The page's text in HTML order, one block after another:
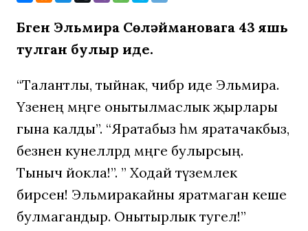
Бүген Эльмира Сөләймановага 43 яшь
тулган булыр иде.
“Талантлы, тыйнак, чибәр иде Эльмира.
Үзенең мәңге онытылмаслык җырлары
гына калды”. “Яратабыз һәм яратачакбыз,
безнен кунелләрдә мәңге булырсың.
Тыныч йокла!”. ” Ходай түземлек
бирсен! Эльмиракайны яратмаган кеше
булмагандыр. Онытырлык тугел!”